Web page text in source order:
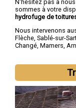
N'hésitez pas à
sommes à votre
hydrofuge de
Nous intervenons
Flèche, Sablé-sur-
Changé, Mamers,